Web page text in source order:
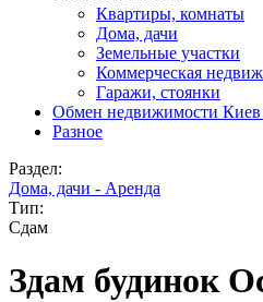
Квартиры, комнаты
Дома, дачи
Земельные участки
Коммерческая
Гаражи, стоянки
Обмен недвижимости Киев
Разное
Раздел:
Дома, дачи - Аренда
Тип:
Сдам
Здам будинок